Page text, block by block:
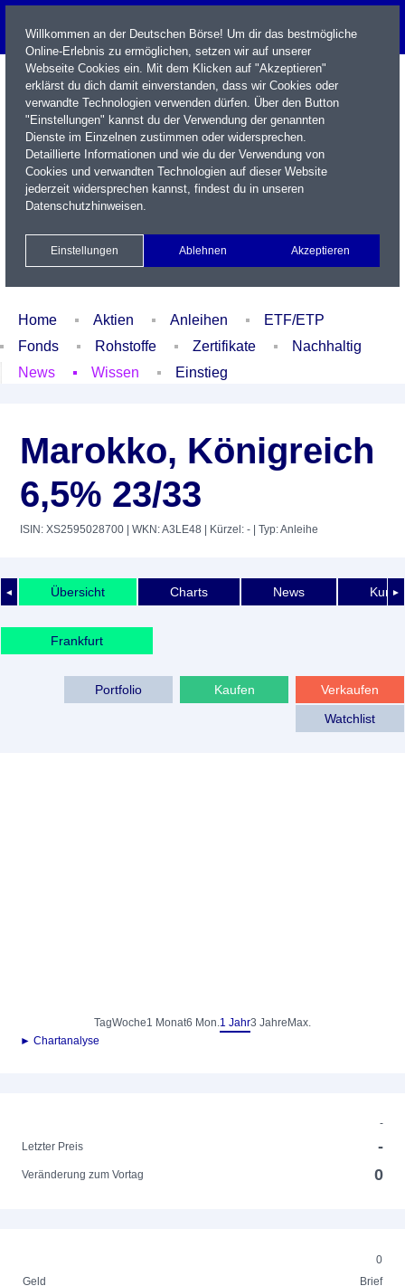
Name / WKN / ISIN / Kürzel
Xetra Realtime
Watchlist Portfolio Login
Home Aktien Anleihen
ETF/ETP
Fonds
Rohstoffe Zertifikate
Nachhaltig
News
Wissen Einstieg
Marokko, Königreich
6,5% 23/33
ISIN: XS2595028700 | WKN: A3LE48 | Kürzel: - | Typ: Anleihe
◄ ►
Übersicht Charts News
Frankfurt
Verkaufen
Kaufen
Portfolio
Watchlist
TagWoche1 Monat6 Mon.1 Jahr3 Jahre Max.
► Chartanalyse
-
Letzter Preis
-
Veränderung zum Vortag 0
0
Geld
Brief
Willkommen an der Deutschen Börse! Um dir das bestmögliche
Online-Erlebnis zu ermöglichen, setzen wir auf unserer
Webseite Cookies ein. Mit dem Klicken auf "Akzeptieren"
erklärst du dich damit einverstanden, dass wir Cookies oder
verwandte Technologien verwenden dürfen. Über den Button
"Einstellungen" kannst du der Verwendung der genannten
Dienste im Einzelnen zustimmen oder widersprechen.
Detaillierte Informationen und wie du der Verwendung von
Cookies und verwandten Technologien auf dieser Website
jederzeit widersprechen kannst, findest du in unseren
Datenschutzhinweisen.
Einstellungen Ablehnen Akzeptieren